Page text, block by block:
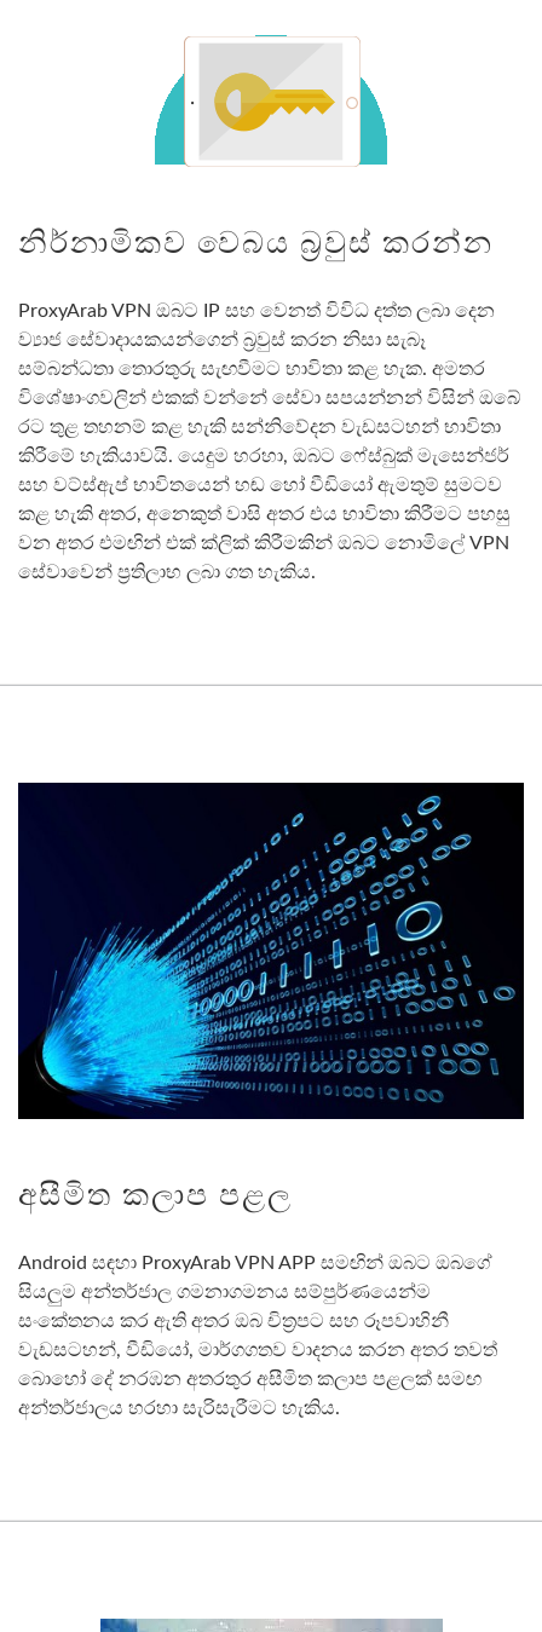
නිර්නාමිකව වෙබය බ්‍රවුස් කරන්න
ProxyArab VPN ඔබට IP සහ වෙනත් විවිධ දත්ත ලබා දෙන
ව්‍යාජ සේවාදායකයන්ගෙන් බ්‍රවුස් කරන නිසා සැබෑ
සම්බන්ධතා තොරතුරු සැඟවීමට භාවිතා කළ හැක. අමතර
විශේෂාංගවලින් එකක් වන්නේ සේවා සපයන්නන් විසින් ඔබේ
රට තුළ තහනම් කළ හැකි සන්නිවේදන වැඩසටහන් භාවිතා
කිරීමේ හැකියාවයි. යෙදුම හරහා, ඔබට ෆේස්බුක් මැසෙන්ජර්
සහ වට්ස්ඇප් භාවිතයෙන් හඬ හෝ වීඩියෝ ඇමතුම් සුමටව
කළ හැකි අතර, අනෙකුත් වාසි අතර එය භාවිතා කිරීමට පහසු
වන අතර එමඟින් එක් ක්ලික් කිරීමකින් ඔබට නොමිලේ VPN
සේවාවෙන් ප්‍රතිලාභ ලබා ගත හැකිය.
අසීමිත කලාප පළල
Android සඳහා ProxyArab VPN APP සමඟින් ඔබට ඔබගේ
සියලුම අන්තර්ජාල ගමනාගමනය සම්පුර්ණයෙන්ම
සංකේතනය කර ඇති අතර ඔබ චිත්‍රපට සහ රූපවාහිනී
වැඩසටහන්, වීඩියෝ, මාර්ගගතව වාදනය කරන අතර තවත්
බොහෝ දේ නරඹන අතරතුර අසීමිත කලාප පළලක් සමඟ
අන්තර්ජාලය හරහා සැරිසැරීමට හැකිය.